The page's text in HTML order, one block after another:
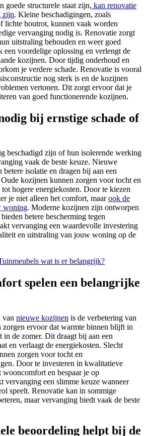
goede structurele staat zijn, kan renovatie
zijn. Kleine beschadigingen, zoals
lichte houtrot, kunnen vaak worden
vervanging nodig is. Renovatie zorgt
uitstraling behouden en weer goed
een voordelige oplossing en verlengt de
kozijnen. Door tijdig onderhoud en
je verdere schade. Renovatie is vooral
nog sterk is en de kozijnen
vertonen. Dit zorgt ervoor dat je
van goed functionerende kozijnen.
bij ernstige schade of
beschadigd zijn of hun isolerende werking
vaak de beste keuze. Nieuwe
betere isolatie en dragen bij aan een
kozijnen kunnen zorgen voor tocht en
hogere energiekosten. Door te kiezen
je niet alleen het comfort, maarook de
woning. Moderne kozijnen zijn ontworpen
betere bescherming tegen
vervanging een waardevolle investering
en uitstraling van jouw woning op de
wat is er belangrijk?
spelen een belangrijke
van nieuwe kozijnen is de verbetering van
zorgen ervoor dat warmte binnen blijft in
de zomer. Dit draagt bij aan een
en verlaagt de energiekosten. Slecht
zorgen voor tocht en
Door te investeren in kwalitatieve
en bespaar je op
vervanging een slimme keuze wanneer
speelt. Renovatie kan in sommige
maar vervanging biedt vaak de beste
beoordeling helpt bij de